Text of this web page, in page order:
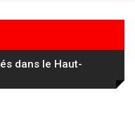
22 ans